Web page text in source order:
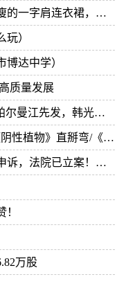
连衣裙，优雅永不过时
）
达中学）
质量发展
，韩光徽、金泰延出战
笨雪人》荤素均衡/《空窗期》
当地回应：将建一座便民桥
万股